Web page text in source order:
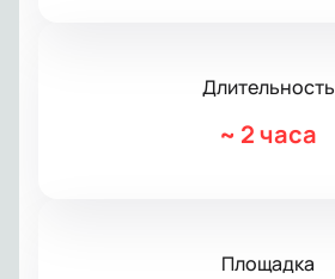
Длительность
~ 2 часа
Площадка